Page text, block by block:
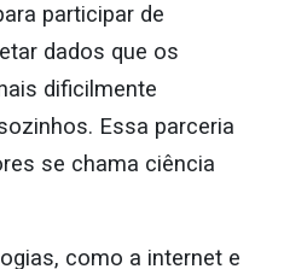
participar de
dados que os
dificilmente
Essa parceria
se chama ciência
como a internet e